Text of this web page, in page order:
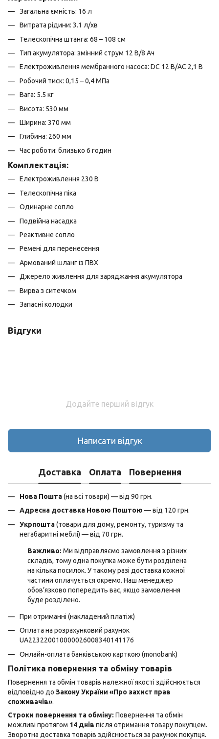
Загальна ємність: 16 л
Витрата рідини: 3.1 л/хв
Телескопічна штанга: 68 – 108 см
Тип акумулятора: змінний струм 12 В/8 Ач
Електроживлення мембранного насоса: DC 12 В/AC 2,1 В
Робочий тиск: 0,15 – 0,4 МПа
Вага: 5.5 кг
Висота: 530 мм
Ширина: 370 мм
Глибина: 260 мм
Час роботи: близько 6 годин
Комплектація:
Електроживлення 230 В
Телескопічна піка
Одинарне сопло
Подвійна насадка
Реактивне сопло
Ремені для перенесення
Армований шланг із ПВХ
Джерело живлення для заряджання акумулятора
Вирва з ситечком
Запасні колодки
Відгуки
Додайте перший відгук
Написати відгук
Доставка Оплата Повернення
Нова Пошта(на всі товари) — від 90 грн.
Адресна доставка Новою Поштою — від 120 грн.
Укрпошта(товари для дому, ремонту, туризму та
негабаритні меблі) — від 70 грн.
Важливо: Ми відправляємо замовлення з різних
складів, тому одна покупка може бути розділена
на кілька посилок. У такому разі доставка кожної
частини оплачується окремо. Наш менеджер
обов’язково попередить вас, якщо замовлення
буде розділено.
При отриманні (накладений платіж)
Оплата на розрахунковий рахунок
UA223220010000026008340141176
Онлайн-оплата банківською карткою (monobank)
Політика повернення та обміну товарів
Повернення та обмін товарів належної якості здійснюється
відповідно до Закону України «Про захист прав
споживачів».
Строки повернення та обміну: Повернення та обмін
можливі протягом 14 днів після отримання товару покупцем.
Зворотна доставка товарів здійснюється за рахунок покупця.